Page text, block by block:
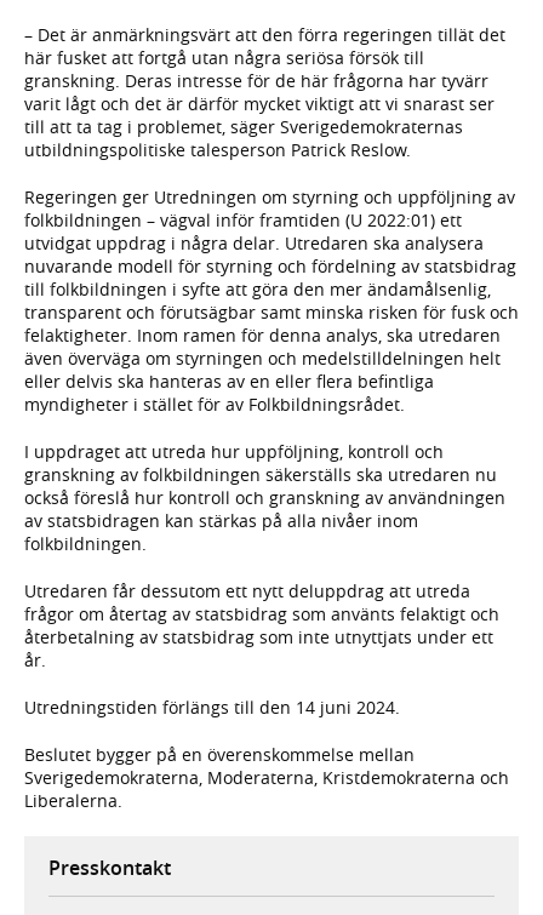
– Det är anmärkningsvärt att den förra regeringen tillät det
här fusket att fortgå utan några seriösa försök till
granskning. Deras intresse för de här frågorna har tyvärr
varit lågt och det är därför mycket viktigt att vi snarast ser
till att ta tag i problemet, säger Sverigedemokraternas
utbildningspolitiske talesperson Patrick Reslow.
Regeringen ger Utredningen om styrning och uppföljning av
folkbildningen – vägval inför framtiden (U 2022:01) ett
utvidgat uppdrag i några delar. Utredaren ska analysera
nuvarande modell för styrning och fördelning av statsbidrag
till folkbildningen i syfte att göra den mer ändamålsenlig,
transparent och förutsägbar samt minska risken för fusk och
felaktigheter. Inom ramen för denna analys, ska utredaren
även överväga om styrningen och medelstilldelningen helt
eller delvis ska hanteras av en eller flera befintliga
myndigheter i stället för av Folkbildningsrådet.
I uppdraget att utreda hur uppföljning, kontroll och
granskning av folkbildningen säkerställs ska utredaren nu
också föreslå hur kontroll och granskning av användningen
av statsbidragen kan stärkas på alla nivåer inom
folkbildningen.
Utredaren får dessutom ett nytt deluppdrag att utreda
frågor om återtag av statsbidrag som använts felaktigt och
återbetalning av statsbidrag som inte utnyttjats under ett
år.
Utredningstiden förlängs till den 14 juni 2024.
Beslutet bygger på en överenskommelse mellan
Sverigedemokraterna, Moderaterna, Kristdemokraterna och
Liberalerna.
Presskontakt